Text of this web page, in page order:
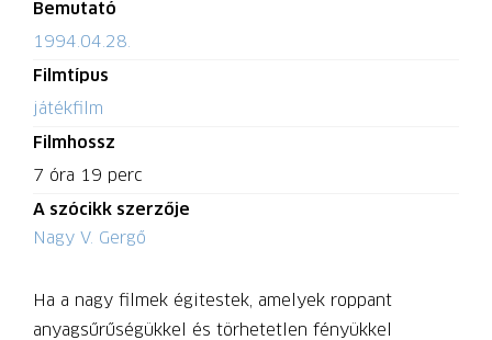
Bemutató
1994.04.28.
Filmtípus
játékfilm
Filmhossz
7 óra 19 perc
A szócikk szerzője
Nagy V. Gergő
Ha a nagy filmek égitestek, amelyek roppant
anyagsűrűségükkel és törhetetlen fényükkel